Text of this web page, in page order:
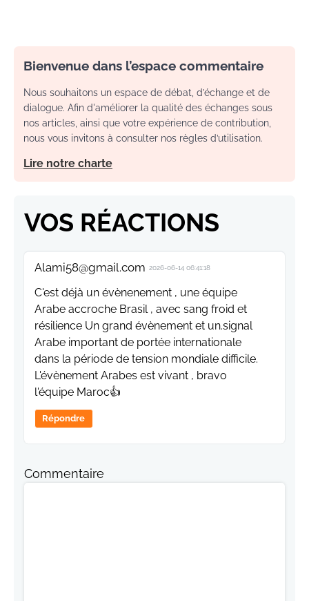
Bienvenue dans l’espace commentaire
Nous souhaitons un espace de débat, d’échange et de
dialogue. Afin d'améliorer la qualité des échanges sous
nos articles, ainsi que votre expérience de contribution,
nous vous invitons à consulter nos règles d’utilisation.
Lire notre charte
VOS RÉACTIONS
Alami58@gmail.com 2026-06-14 06:41:18
C'est déjà un évènenement , une équipe
Arabe accroche Brasil , avec sang froid et
résilience Un grand évènement et un.signal
Arabe important de portée internationale
dans la période de tension mondiale difficile.
L'évènement Arabes est vivant , bravo
l'équipe Maroc👍
Répondre
Commentaire